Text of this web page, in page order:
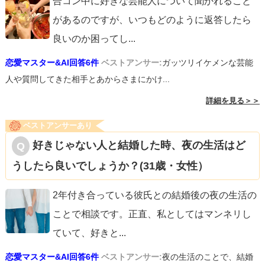
があるのですが、いつもどのように返答したら
良いのか困ってし...
恋愛マスター&AI回答6件 ベストアンサー:ガッツリイケメンな芸能
人や質問してきた相手とあからさまにかけ...
詳細を見る＞＞
ベストアンサーあり
好きじゃない人と結婚した時、夜の生活はど
うしたら良いでしょうか？(31歳・女性）
2年付き合っている彼氏との結婚後の夜の生活の
ことで相談です。正直、私としてはマンネリし
ていて、好きと ...
恋愛マスター&AI回答6件 ベストアンサー:夜の生活のことで、結婚